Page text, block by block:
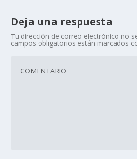
Deja una respuesta
Tu dirección de correo electrónico no
campos obligatorios están marcados